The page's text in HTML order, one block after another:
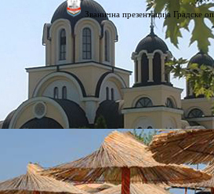
Званична презентација